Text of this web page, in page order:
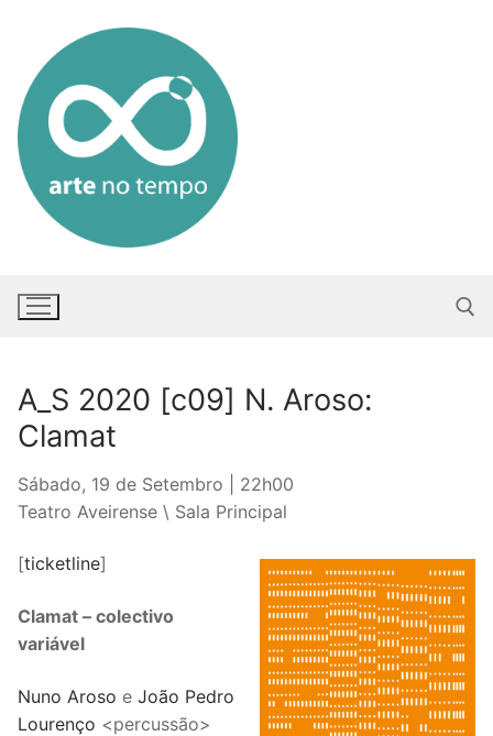
conteúdo
A_S 2020 [c09] N. Aroso:
Clamat
Sábado, 19 de Setembro | 22h00
Teatro Aveirense \ Sala Principal
[ticketline]
Clamat – colectivo
variável
Nuno Aroso e João Pedro
Lourenço <percussão>